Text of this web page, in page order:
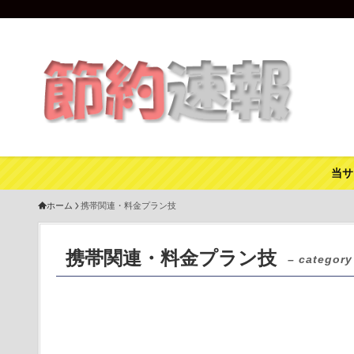
当
ホーム 携帯関連・料金プラン技
携帯関連・料金プラン技 –